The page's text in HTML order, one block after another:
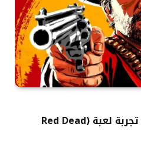
إعدادان بسيطان يغيران تجربة لعبة (Red Dead